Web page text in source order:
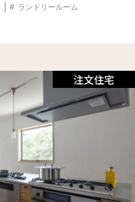
ランドリールーム
注文住宅